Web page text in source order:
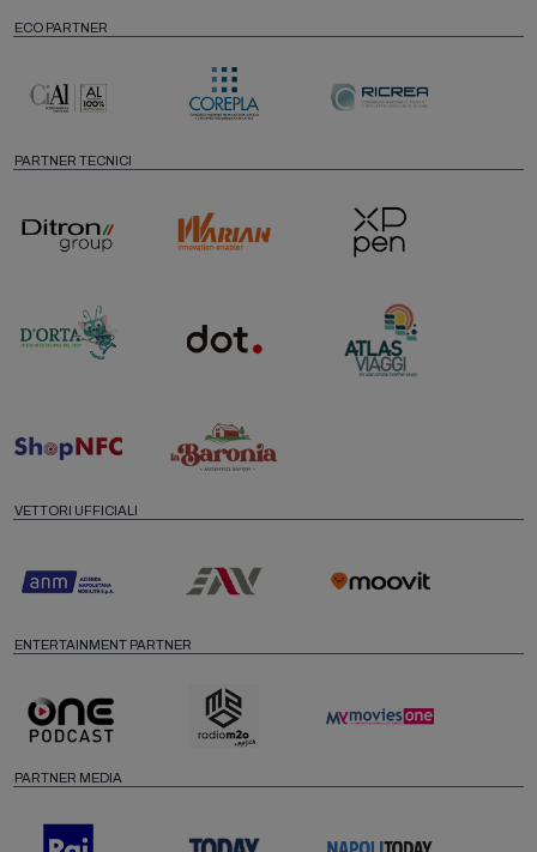
ECO PARTNER
PARTNER TECNICI
VETTORI UFFICIALI
ENTERTAINMENT PARTNER
PARTNER MEDIA